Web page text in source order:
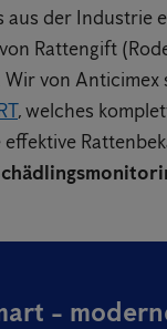
aus der Industrie
Rattengift
von Anticimex
, welches
-